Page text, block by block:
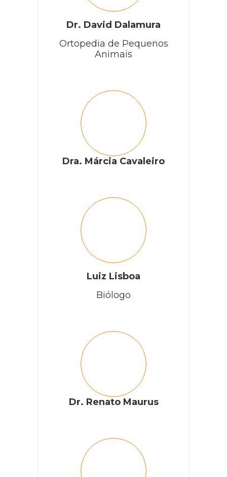
Dr. David Dalamura
Ortopedia de Pequenos
Animais
Dra. Márcia Cavaleiro
Luiz Lisboa
Biólogo
Dr. Renato Maurus